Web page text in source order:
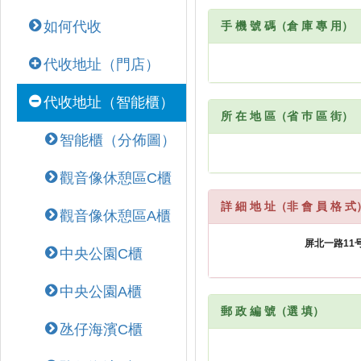
如何代收
代收地址（門店）
代收地址（智能櫃）
智能櫃（分佈圖）
觀音像休憩區C櫃
觀音像休憩區A櫃
中央公園C櫃
中央公園A櫃
氹仔海濱C櫃
手 機 號 碼（倉 庫 專 用）
所 在 地 區（省 巿 區 街）
詳 細 地 址（非 會 員 格 式
郵 政 編 號（選 填）